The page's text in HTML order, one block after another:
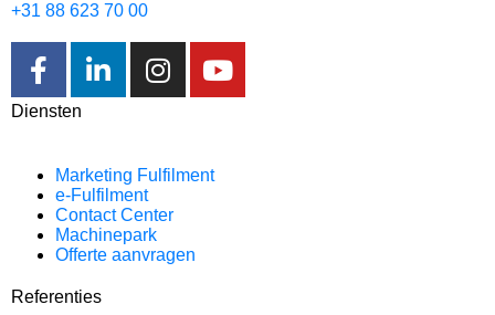
+31 88 623 70 00
Diensten
Marketing Fulfilment
e-Fulfilment
Contact Center
Machinepark
Offerte aanvragen
Referenties